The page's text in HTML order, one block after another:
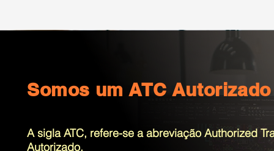
Somos um ATC
A sigla ATC, refere-se a abreviação Authorized
Autorizado.